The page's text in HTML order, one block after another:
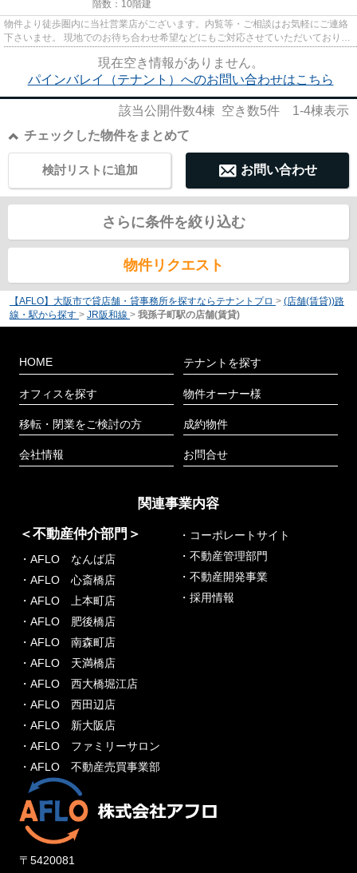
階数：10階建
物件より徒歩圏内に当社営業店がございます。内覧等・ご相談はお気軽にご連絡
下さいませ。 現地でのお待ち合わせ希望などにもご対応させていただいておりま
す。 06-6578-2223
現在空き情報がありません。
パインバレイ（テナント）へのお問い合わせはこちら
該当公開件数4棟 空き数5件 1-4棟表示
チェックした物件をまとめて
お問い合わせ
検討リストに追加
さらに条件を絞り込む
物件リクエスト
【AFLO】大阪市で貸店舗・貸事務所を探すならテナントプロ > (店舗(賃貸))路
線・駅から探す > JR阪和線 > 我孫子町駅の店舗(賃貸)
HOME
オフィスを探す
移転・閉業をご検討の方
会社情報
テナントを探す
物件オーナー様
成約物件
お問合せ
関連事業内容
＜不動産仲介部門＞
・AFLO なんば店
・AFLO 心斎橋店
・AFLO 上本町店
・AFLO 肥後橋店
・AFLO 南森町店
・AFLO 天満橋店
・AFLO 西大橋堀江店
・AFLO 西田辺店
・AFLO 新大阪店
・AFLO ファミリーサロン
・AFLO 不動産売買事業部
・コーポレートサイト
・不動産管理部門
・不動産開発事業
・採用情報
〒5420081